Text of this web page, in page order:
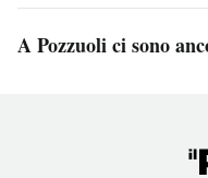
A Pozzuoli ci sono